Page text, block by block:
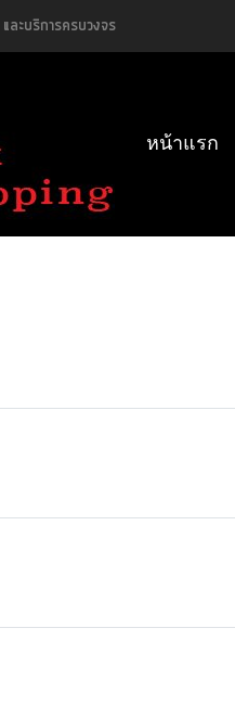
ละบริการครบวงจร
หน้าแรก